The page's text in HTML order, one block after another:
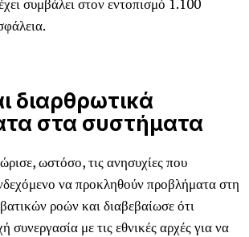
διαρθρωτικά
στα συστήματα
ωστόσο, τις ανησυχίες που
να προκληθούν προβλήματα στη
ροών και διαβεβαίωσε ότι
συνεργασία με τις εθνικές αρχές για να